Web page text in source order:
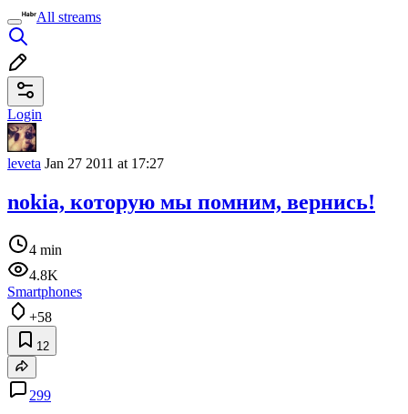
All streams
Login
leveta Jan 27 2011 at 17:27
nokia, которую мы помним, вернись!
4 min
4.8K
Smartphones
+58
12
299